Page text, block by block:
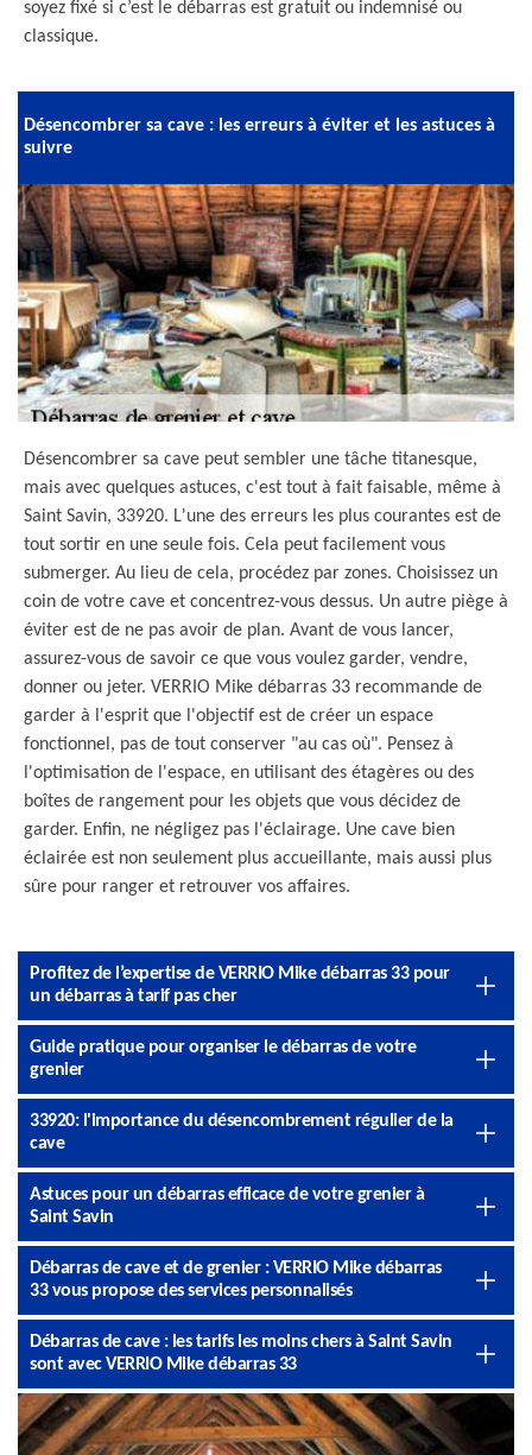
soyez fixé si c’est le débarras est gratuit ou indemnisé ou
classique.
Désencombrer sa cave : les erreurs à éviter et les astuces à
suivre
Désencombrer sa cave peut sembler une tâche titanesque,
mais avec quelques astuces, c'est tout à fait faisable, même à
Saint Savin, 33920. L'une des erreurs les plus courantes est de
tout sortir en une seule fois. Cela peut facilement vous
submerger. Au lieu de cela, procédez par zones. Choisissez un
coin de votre cave et concentrez-vous dessus. Un autre piège à
éviter est de ne pas avoir de plan. Avant de vous lancer,
assurez-vous de savoir ce que vous voulez garder, vendre,
donner ou jeter. VERRIO Mike débarras 33 recommande de
garder à l'esprit que l'objectif est de créer un espace
fonctionnel, pas de tout conserver "au cas où". Pensez à
l'optimisation de l'espace, en utilisant des étagères ou des
boîtes de rangement pour les objets que vous décidez de
garder. Enfin, ne négligez pas l'éclairage. Une cave bien
éclairée est non seulement plus accueillante, mais aussi plus
sûre pour ranger et retrouver vos affaires.
Profitez de l’expertise de VERRIO Mike débarras 33 pour
un débarras à tarif pas cher
Guide pratique pour organiser le débarras de votre
grenier
33920: l'importance du désencombrement régulier de la
cave
Astuces pour un débarras efficace de votre grenier à
Saint Savin
Débarras de cave et de grenier : VERRIO Mike débarras
33 vous propose des services personnalisés
Débarras de cave : les tarifs les moins chers à Saint Savin
sont avec VERRIO Mike débarras 33